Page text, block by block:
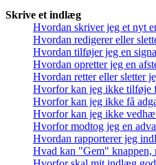
Skrive et indlæg
Hvordan skriver jeg et nyt
Hvordan redigerer eller
Hvordan tilføjer jeg en
Hvordan opretter jeg en
Hvordan retter eller sletter
Hvorfor kan jeg ikke tilføje
Hvorfor kan jeg ikke få
Hvorfor kan jeg ikke
Hvorfor modtog jeg en
Hvordan rapporterer jeg
Hvad kan "Gem" knappen,